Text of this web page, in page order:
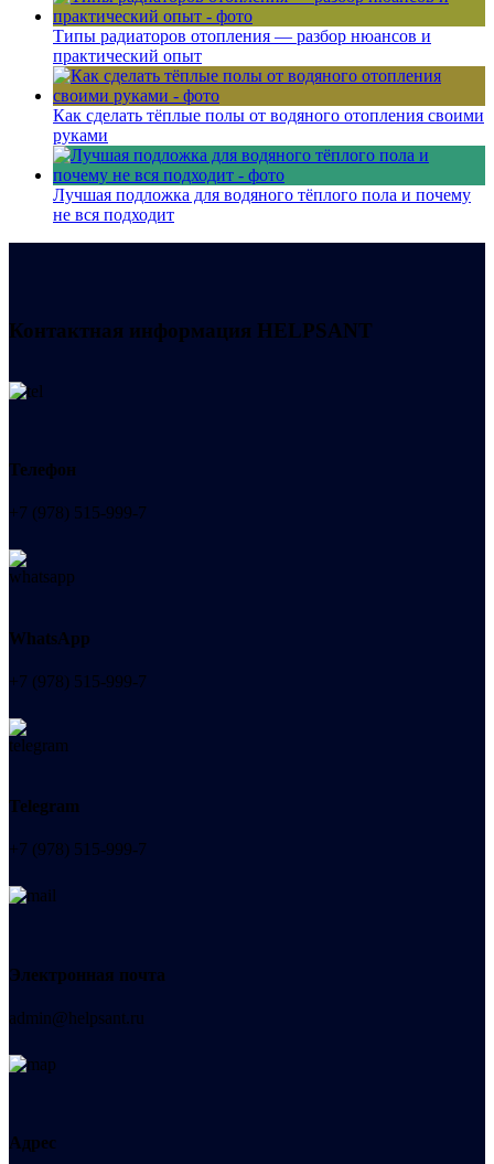
Типы радиаторов отопления — разбор нюансов и
практический опыт
Как сделать тёплые полы от водяного отопления своими
руками
Лучшая подложка для водяного тёплого пола и почему
не вся подходит
Контактная информация HELPSANT
Телефон
+7 (978) 515-999-7
WhatsApp
+7 (978) 515-999-7
Telegram
+7 (978) 515-999-7
Электронная почта
admin@helpsant.ru
Адрес